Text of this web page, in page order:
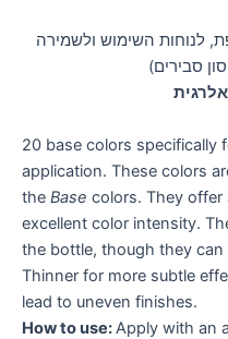
לנוחות השימוש ולשמירה
סבירים)
20 base colors specifically
application. These colors
the Base colors. They offer
excellent color intensity.
the bottle, though they
Thinner for more subtle
lead to uneven finishes.
How to use:Apply with an